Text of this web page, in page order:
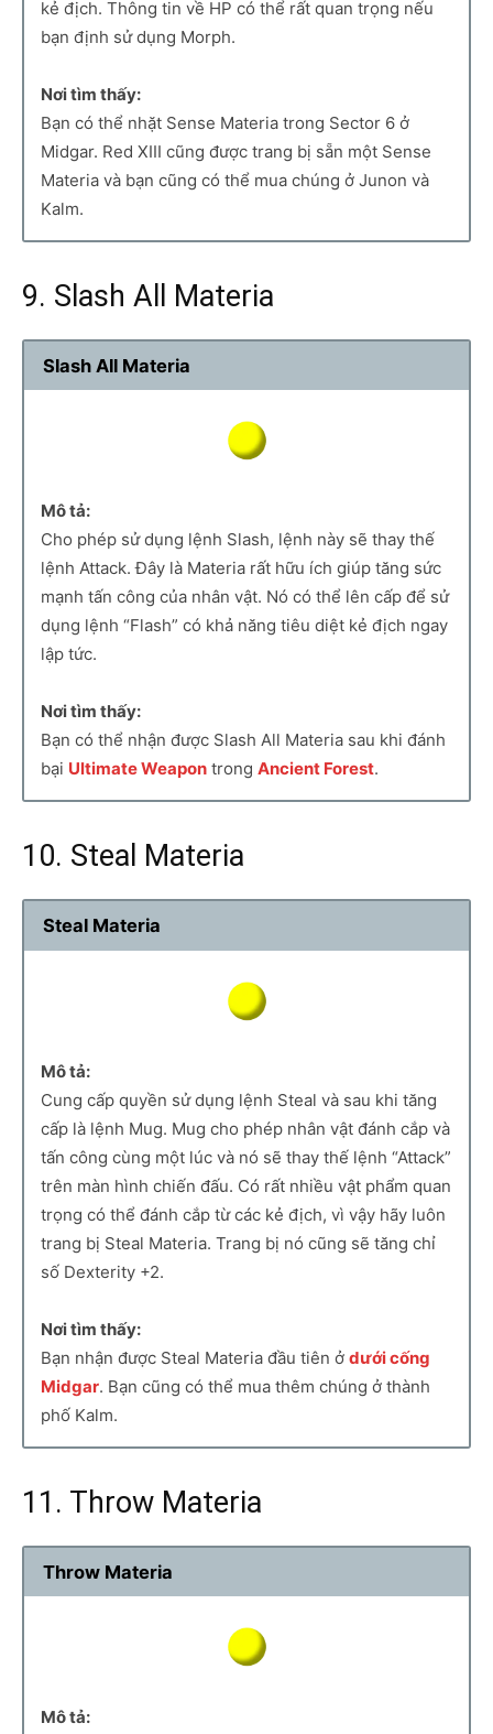
kẻ địch. Thông tin về HP có thể rất quan trọng nếu
bạn định sử dụng Morph.
Nơi tìm thấy:
Bạn có thể nhặt Sense Materia trong Sector 6 ở
Midgar. Red XIII cũng được trang bị sẵn một Sense
Materia và bạn cũng có thể mua chúng ở Junon và
Kalm.
9. Slash All Materia
Slash All Materia
Mô tả:
Cho phép sử dụng lệnh Slash, lệnh này sẽ thay thế
lệnh Attack. Đây là Materia rất hữu ích giúp tăng sức
mạnh tấn công của nhân vật. Nó có thể lên cấp để sử
dụng lệnh “Flash” có khả năng tiêu diệt kẻ địch ngay
lập tức.
Nơi tìm thấy:
Bạn có thể nhận được Slash All Materia sau khi đánh
bại Ultimate Weapon trong Ancient Forest.
10. Steal Materia
Steal Materia
Mô tả:
Cung cấp quyền sử dụng lệnh Steal và sau khi tăng
cấp là lệnh Mug. Mug cho phép nhân vật đánh cắp và
tấn công cùng một lúc và nó sẽ thay thế lệnh “Attack”
trên màn hình chiến đấu. Có rất nhiều vật phẩm quan
trọng có thể đánh cắp từ các kẻ địch, vì vậy hãy luôn
trang bị Steal Materia. Trang bị nó cũng sẽ tăng chỉ
số Dexterity +2.
Nơi tìm thấy:
Bạn nhận được Steal Materia đầu tiên ở dưới cống
Midgar. Bạn cũng có thể mua thêm chúng ở thành
phố Kalm.
11. Throw Materia
Throw Materia
Mô tả: